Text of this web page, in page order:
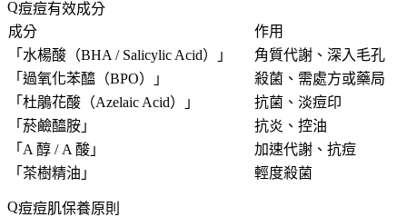
痘痘有效成分
成分
作用
「 水楊酸（BHA / Salicylic Acid） 」
角質代謝、深入毛孔
「 過氧化苯醯（BPO） 」
殺菌、需處方或藥局
「 杜鵑花酸（Azelaic Acid） 」
抗菌、淡痘印
「 菸鹼醯胺 」
抗炎、控油
「 A 醇 / A 酸 」
加速代謝、抗痘
「 茶樹精油 」 輕度殺菌
痘痘肌保養原則